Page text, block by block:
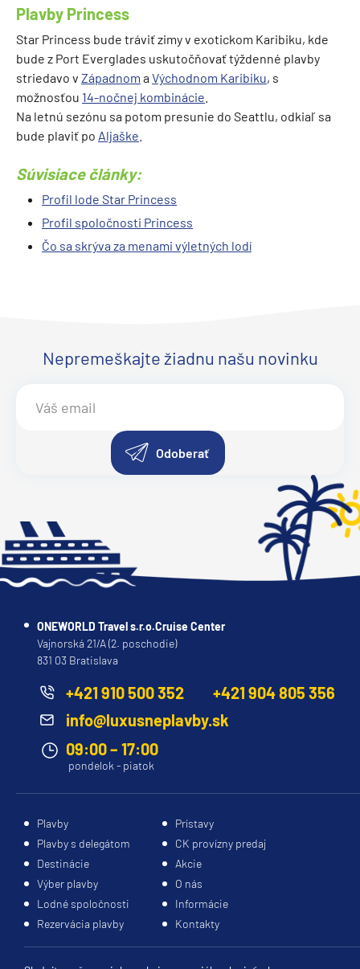
Plavby Princess
Star Princess bude tráviť zimy v exotickom Karibiku, kde
bude z Port Everglades uskutočňovať týždenné plavby
striedavo v Západnom a Východnom Karibiku, s
možnosťou 14-nočnej kombinácie
Na letnú sezónu sa potom presunie do Seattlu, odkiaľ sa
bude plaviť po Aljaške
Súvisiace články:
Profil lode Star Princess
Profil spoločnosti Princess
Čo sa skrýva za menami výletných lodí
Nepremeškajte žiadnu našu novinku
Odoberať
ONEWORLD Travel s.r.o.Cruise Center
Vajnorská 21/A (2. poschodie)
831 03 Bratislava
+421 910 500 352
+421 904 805 356
info@luxusneplavby.sk
09:00 – 17:00
pondelok - piatok
Plavby
Prístavy
Plavby s delegátom
CK provízny predaj
Destinácie
Akcie
Výber plavby
O nás
Lodné spoločnosti
Informácie
Rezervácia plavby
Kontakty